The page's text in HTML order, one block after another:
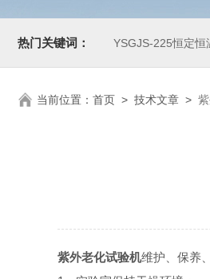
热门关键词： YSGJS-225恒定恒
当前位置： 首页 > 技术文章 >
紫外老化试验机维护、保养